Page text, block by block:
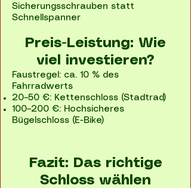
Sicherungsschrauben statt
Schnellspanner
Preis-Leistung: Wie
viel investieren?
Faustregel: ca. 10 % des
Fahrradwerts
20–50 €: Kettenschloss (Stadtrad)
100–200 €: Hochsicheres
Bügelschloss (E-Bike)
Fazit: Das richtige
Schloss wählen